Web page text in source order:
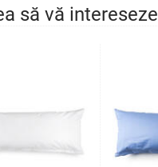
să vă intereseze